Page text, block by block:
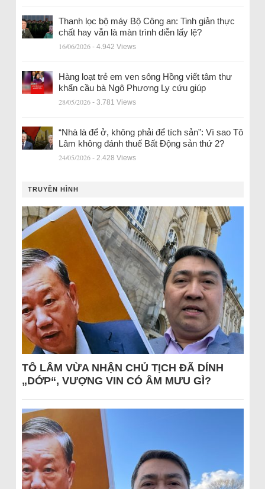
Thanh lọc bộ máy Bộ Công an: Tinh giản thực
chất hay vẫn là màn trình diễn lấy lệ?
16/06/2026 - 4.942 Views
Hàng loạt trẻ em ven sông Hồng viết tâm thư
khẩn cầu bà Ngô Phương Ly cứu giúp
28/05/2026 - 3.781 Views
“Nhà là để ở, không phải để tích sản”: Vì sao Tô
Lâm không đánh thuế Bất Động sản thứ 2?
24/05/2026 - 2.428 Views
TRUYỀN HÌNH
TÔ LÂM VỪA NHẬN CHỦ TỊCH ĐÃ DÍNH
„DỚP“, VƯỢNG VIN CÓ ÂM MƯU GÌ?